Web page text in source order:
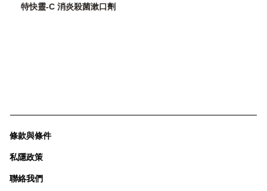
特快靈-C 消炎殺菌漱口劑
條款與條件
私隱政策
聯絡我們